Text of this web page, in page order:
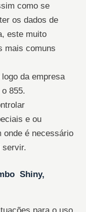
como se
os dados de
este muito
mais comuns
da empresa
855.
e ou
onde é necessário
servir.
Shiny,